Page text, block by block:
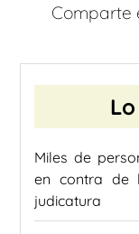
Comparte
Miles de
en contra de
judicatura